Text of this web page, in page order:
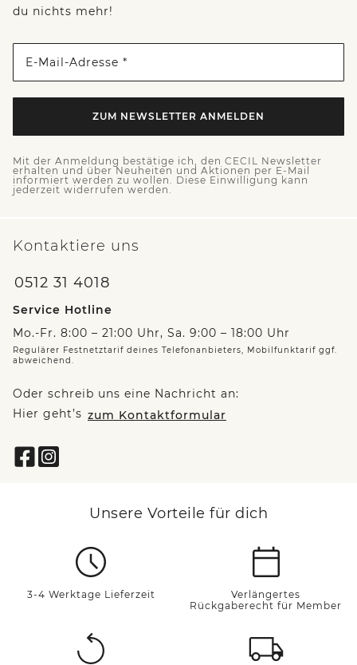
du nichts mehr!
E-Mail-Adresse *
ZUM NEWSLETTER ANMELDEN
Mit der Anmeldung bestätige ich, den CECIL Newsletter
erhalten und über Neuheiten und Aktionen per E-Mail
informiert werden zu wollen. Diese Einwilligung kann
jederzeit widerrufen werden.
Kontaktiere uns
0512 31 4018
Service Hotline
Mo.-Fr. 8:00 – 21:00 Uhr, Sa. 9:00 – 18:00 Uhr
Regulärer Festnetztarif deines Telefonanbieters, Mobilfunktarif ggf.
abweichend.
Oder schreib uns eine Nachricht an:
Hier geht’s zum Kontaktformular
Unsere Vorteile für dich
3-4 Werktage Lieferzeit
Verlängertes
Rückgaberecht für Member